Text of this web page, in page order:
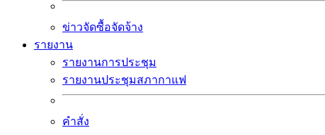
ข่าวจัดซื้อจัดจ้าง
รายงาน
รายงานการประชุม
รายงานประชุมสภากาแฟ
คำสั่ง